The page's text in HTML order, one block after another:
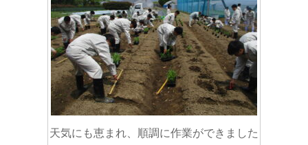
天気にも恵まれ、順調に作業ができました